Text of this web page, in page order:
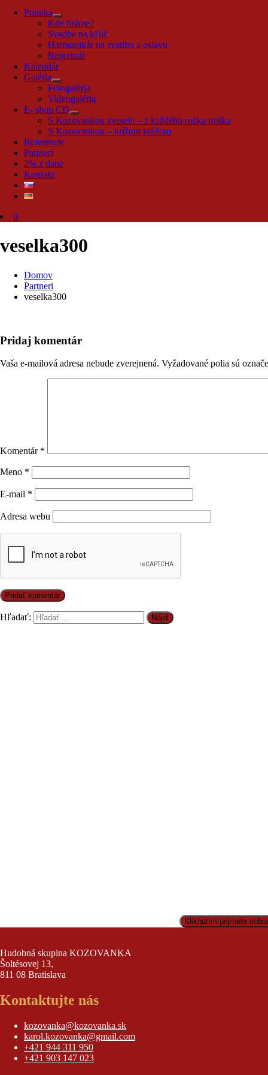
Ponuka
Kde hráme?
Svadba na kľúč
Harmonikár na svadbu a oslavu
Repertoár
Kalendár
Galéria
Fotogaléria
Videogaléria
E- shop CD
S Kozovankou zvesela – z každého rožka troška
S Kozovankou – krížom krážom
Referencie
Partneri
2% z dane
Kontakt
0
veselka300
Domov
Partneri
veselka300
Pridaj komentár
Vaša e-mailová adresa nebude zverejnená. Vyžadované polia sú
Komentár *
Meno *
E-mail *
Adresa webu
Hľadať:
Kliknutím prijmete
Hudobná skupina KOZOVANKA
Šoltésovej 13,
811 08 Bratislava
Kontaktujte nás
kozovanka@kozovanka.sk
karol.kozovanka@gmail.com
+421 944 311 950
+421 903 147 023